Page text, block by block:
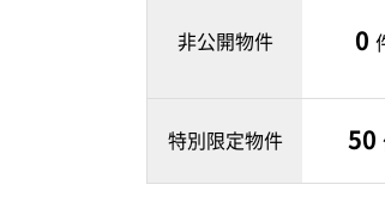
非公開物件 0
特別限定物件 50